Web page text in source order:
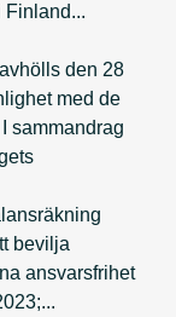
Finland...
den 28
med de
sammandrag
bevilja
ansvarsfrihet